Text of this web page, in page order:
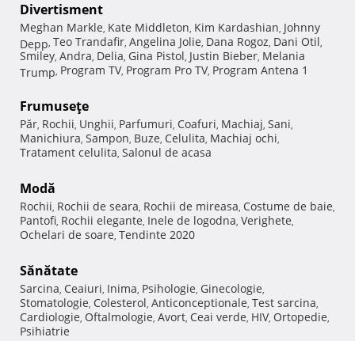
Divertisment
Meghan Markle, Kate Middleton, Kim Kardashian, Johnny
Depp, Teo Trandafir, Angelina Jolie, Dana Rogoz, Dani Otil,
Smiley, Andra, Delia, Gina Pistol, Justin Bieber, Melania
Trump, Program TV, Program Pro TV, Program Antena 1
Frumuseţe
Păr, Rochii, Unghii, Parfumuri, Coafuri, Machiaj, Sani,
Manichiura, Sampon, Buze, Celulita, Machiaj ochi,
Tratament celulita, Salonul de acasa
Modă
Rochii, Rochii de seara, Rochii de mireasa, Costume de baie,
Pantofi, Rochii elegante, Inele de logodna, Verighete,
Ochelari de soare, Tendinte 2020
Sănătate
Sarcina, Ceaiuri, Inima, Psihologie, Ginecologie,
Stomatologie, Colesterol, Anticonceptionale, Test sarcina,
Cardiologie, Oftalmologie, Avort, Ceai verde, HIV, Ortopedie,
Psihiatrie